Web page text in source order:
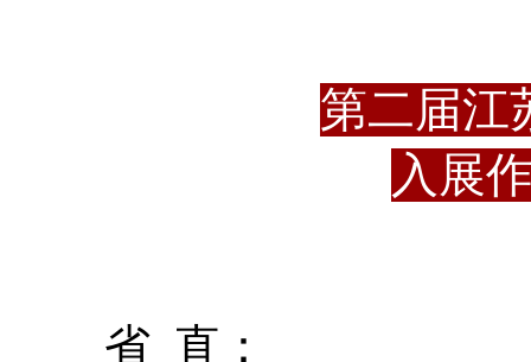
第二届江
入展
省 直：